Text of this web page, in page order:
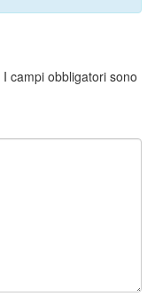
I campi obbligatori sono